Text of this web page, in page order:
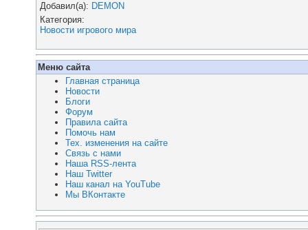
Добавил(а): DEMON
Категория:
Новости игрового мира
Меню сайта
Главная страница
Новости
Блоги
Форум
Правила сайта
Помочь нам
Тех. изменения на сайте
Связь с нами
Наша RSS-лента
Наш Twitter
Наш канал на YouTube
Мы ВКонтакте